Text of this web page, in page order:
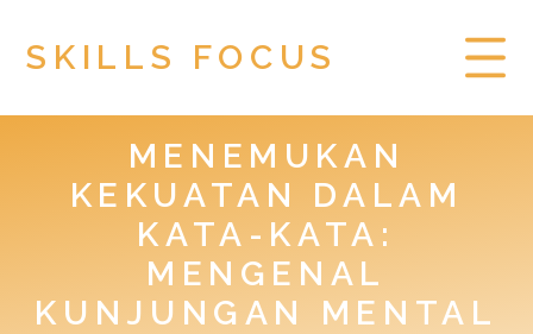
SKILLS FOCUS
PRIVACY POLICY
TOGEL HONGKONG
MENEMUKAN
KEKUATAN DALAM
KATA-KATA:
MENGENAL
KUNJUNGAN MENTAL